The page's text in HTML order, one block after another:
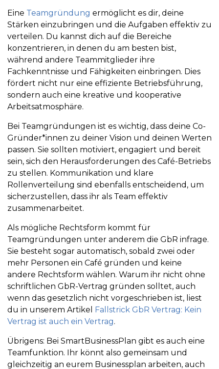
Eine Teamgründung ermöglicht es dir, deine
Stärken einzubringen und die Aufgaben effektiv zu
verteilen. Du kannst dich auf die Bereiche
konzentrieren, in denen du am besten bist,
während andere Teammitglieder ihre
Fachkenntnisse und Fähigkeiten einbringen. Dies
fördert nicht nur eine effiziente Betriebsführung,
sondern auch eine kreative und kooperative
Arbeitsatmosphäre.
Bei Teamgründungen ist es wichtig, dass deine Co-
Gründer*innen zu deiner Vision und deinen Werten
passen. Sie sollten motiviert, engagiert und bereit
sein, sich den Herausforderungen des Café-Betriebs
zu stellen. Kommunikation und klare
Rollenverteilung sind ebenfalls entscheidend, um
sicherzustellen, dass ihr als Team effektiv
zusammenarbeitet.
Als mögliche Rechtsform kommt für
Teamgründungen unter anderem die GbR infrage.
Sie besteht sogar automatisch, sobald zwei oder
mehr Personen ein Café gründen und keine
andere Rechtsform wählen. Warum ihr nicht ohne
schriftlichen GbR-Vertrag gründen solltet, auch
wenn das gesetzlich nicht vorgeschrieben ist, liest
du in unserem Artikel Fallstrick GbR Vertrag: Kein
Vertrag ist auch ein Vertrag.
Übrigens: Bei SmartBusinessPlan gibt es auch eine
Teamfunktion. Ihr könnt also gemeinsam und
gleichzeitig an eurem Businessplan arbeiten, auch